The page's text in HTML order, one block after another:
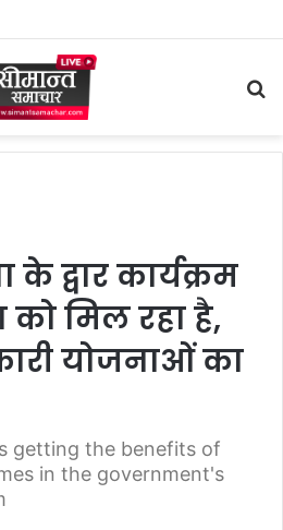
द्वार कार्यक्रम
मिल रहा है,
योजनाओं का
getting the benefits of
in the government's